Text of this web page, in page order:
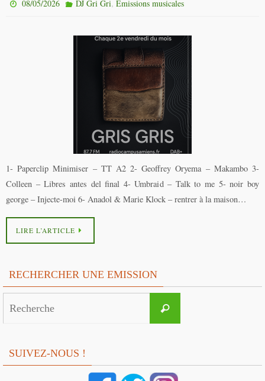
08/05/2026 DJ Gri Gri, Émissions musicales
1- Paperclip Minimiser – TT A2 2- Geoffrey Oryema – Makambo 3-
Colleen – Libres antes del final 4- Umbraid – Talk to me 5- noir boy
george – Injecte-moi 6- Anadol & Marie Klock – rentrer à la maison…
LIRE L’ARTICLE
RECHERCHER UNE EMISSION
Recherche
SUIVEZ-NOUS !